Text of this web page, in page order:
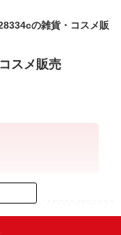
の雑貨・コスメ販
スメ販売
ます。
ID：AE0604893132